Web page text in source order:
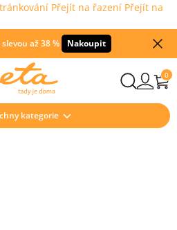
Přejít na řazení Přejít na
až 38 % Nakoupit
0
kategorie